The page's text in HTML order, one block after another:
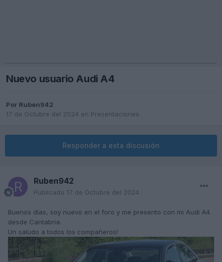
Nuevo usuario Audi A4
Por Ruben942
17 de Octubre del 2024 en Presentaciones
Responder a esta discusión
Ruben942
Publicado 17 de Octubre del 2024
Buenos días, soy nuevo en el foro y me presento con mi Audi A4
desde Cantabria.
Un saludo a todos los compañeros!